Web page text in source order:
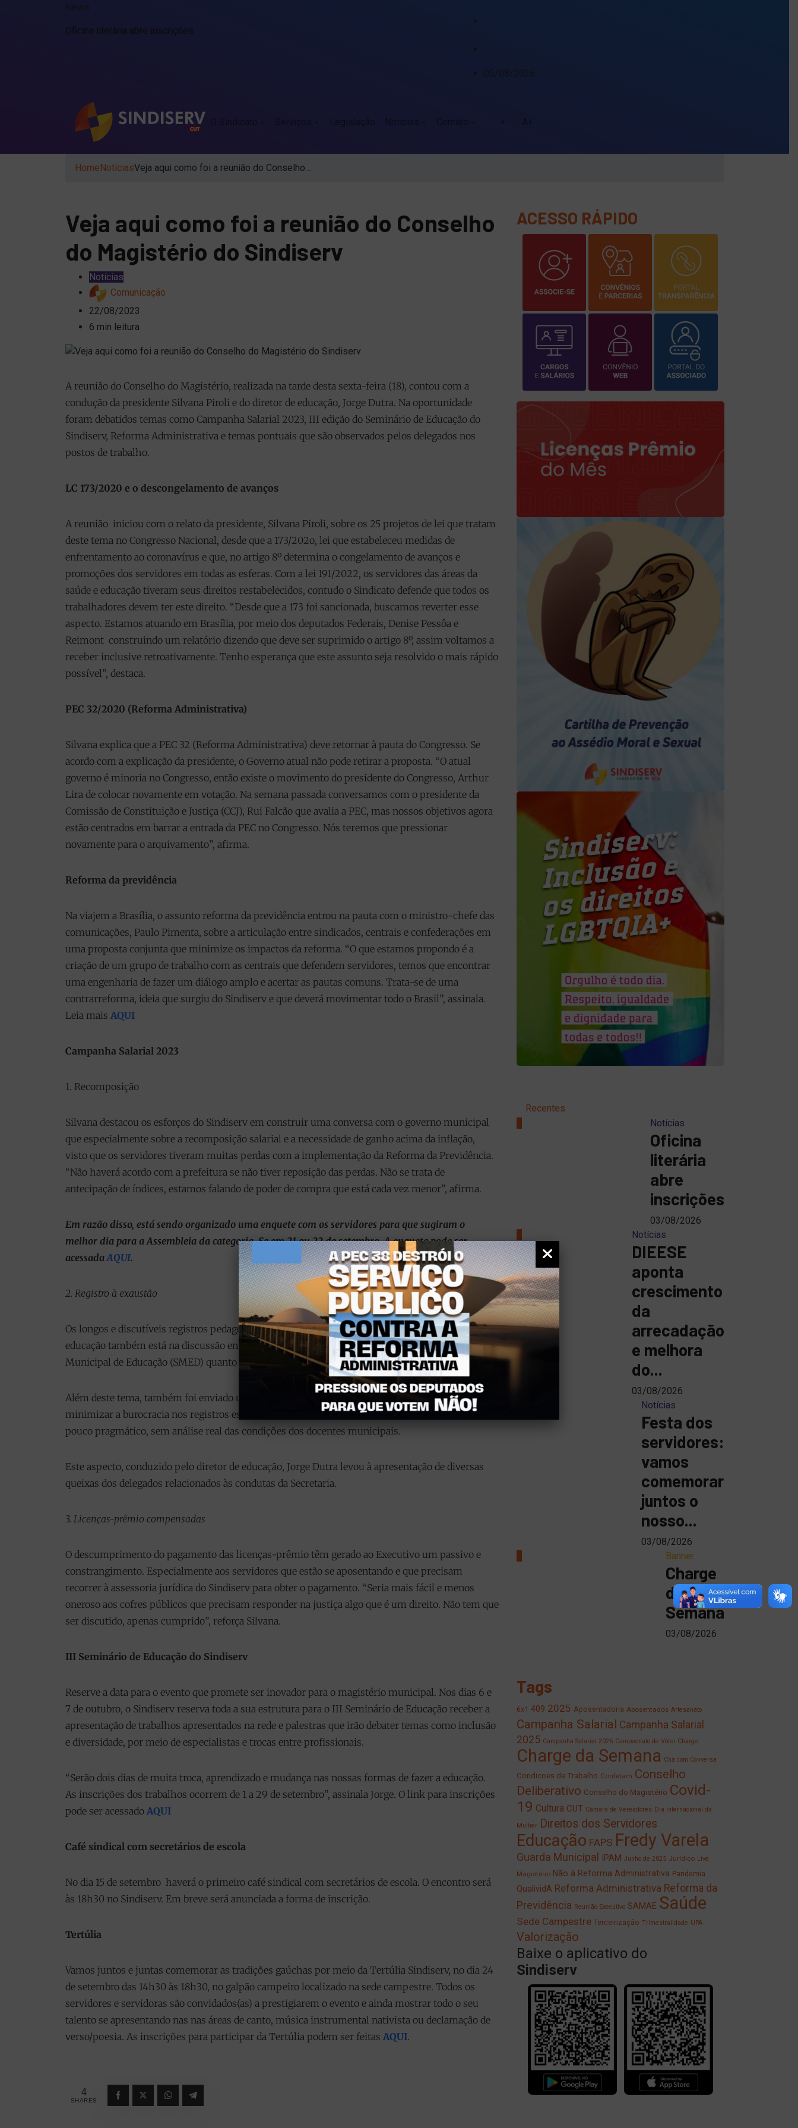
News
05/08/2026
HomeNotíciasVeja aqui como foi a reunião do Conselho…
Veja aqui como foi a reunião do Conselho
do Magistério do Sindiserv
Notícias
Comunicação
22/08/2023
6 min leitura
A reunião do Conselho do Magistério, realizada na tarde desta sexta-feira (18), contou com a
condução da presidente Silvana Piroli e do diretor de educação, Jorge Dutra. Na oportunidade
foram debatidos temas como Campanha Salarial 2023, III edição do Seminário de Educação do
Sindiserv, Reforma Administrativa e temas pontuais que são observados pelos delegados nos
postos de trabalho.
LC 173/2020 e o descongelamento de avanços
A reunião iniciou com o relato da presidente, Silvana Piroli, sobre os 25 projetos de lei que tratam
deste tema no Congresso Nacional, desde que a 173/202o, lei que estabeleceu medidas de
enfrentamento ao coronavírus e que, no artigo 8º determina o congelamento de avanços e
promoções dos servidores em todas as esferas. Com a lei 191/2022, os servidores das áreas da
saúde e educação tiveram seus direitos restabelecidos, contudo o Sindicato defende que todos os
trabalhadores devem ter este direito. “Desde que a 173 foi sancionada, buscamos reverter esse
aspecto. Estamos atuando em Brasília, por meio dos deputados Federais, Denise Pessôa e
Reimont construindo um relatório dizendo que deve ser suprimido o artigo 8º, assim voltamos a
receber inclusive retroativamente. Tenho esperança que este assunto seja resolvido o mais rápido
possível”, destaca.
PEC 32/2020 (Reforma Administrativa)
Silvana explica que a PEC 32 (Reforma Administrativa) deve retornar à pauta do Congresso. Se
acordo com a explicação da presidente, o Governo atual não pode retirar a proposta. “O atual
governo é minoria no Congresso, então existe o movimento do presidente do Congresso, Arthur
Lira de colocar novamente em votação. Na semana passada conversamos com o presidente da
Comissão de Constituição e Justiça (CCJ), Rui Falcão que avalia a PEC, mas nossos objetivos agora
estão centrados em barrar a entrada da PEC no Congresso. Nós teremos que pressionar
novamente para o arquivamento”, afirma.
Reforma da previdência
Na viajem a Brasília, o assunto reforma da previdência entrou na pauta com o ministro-chefe das
comunicações, Paulo Pimenta, sobre a articulação entre sindicados, centrais e confederações em
uma proposta conjunta que minimize os impactos da reforma. “O que estamos propondo é a
criação de um grupo de trabalho com as centrais que defendem servidores, temos que encontrar
uma engenharia de fazer um diálogo amplo e acertar as pautas comuns. Trata-se de uma
contrarreforma, ideia que surgiu do Sindiserv e que deverá movimentar todo o Brasil”, assinala.
Leia mais AQUI
Campanha Salarial 2023
1. Recomposição
Silvana destacou os esforços do Sindiserv em construir uma conversa com o governo municipal
que especialmente sobre a recomposição salarial e a necessidade de ganho acima da inflação,
visto que os servidores tiveram muitas perdas com a implementação da Reforma da Previdência.
“Não haverá acordo com a prefeitura se não tiver reposição das perdas. Não se trata de
antecipação de índices, estamos falando de poder de compra que está cada vez menor”, afirma.
Em razão disso, está sendo organizado uma enquete com os servidores para que sugiram o
melhor dia para a Assembleia da categoria. Se em 21 ou 22 de setembro. A enquete pode ser
acessada AQUI.
2. Registro à exaustão
Os longos e discutíveis registros pedagógicos que vêm sendo cobrados dos profissionais da
educação também está na discussão entre o Sindiserv e a Administração, tanto com a Secretaria
Municipal de Educação (SMED) quanto com a chefia de governo.
Além deste tema, também foi enviado um ofício à SMED solicitando que encontrasse meios de
minimizar a burocracia nos registros escolares, contudo, o retorno recebido pelo Sindiserv foi
pouco pragmático, sem análise real das condições dos docentes municipais.
Este aspecto, conduzido pelo diretor de educação, Jorge Dutra levou à apresentação de diversas
queixas dos delegados relacionados às condutas da Secretaria.
3. Licenças-prêmio compensadas
O descumprimento do pagamento das licenças-prêmio têm gerado ao Executivo um passivo e
constrangimento. Especialmente aos servidores que estão se aposentando e que precisam
recorrer à assessoria jurídica do Sindiserv para obter o pagamento. “Seria mais fácil e menos
oneroso aos cofres públicos que precisam responder na justiça algo que é um direito. Não tem que
ser discutido, apenas cumprido”, reforça Silvana.
III Seminário de Educação do Sindiserv
Reserve a data para o evento que promete ser inovador para o magistério municipal. Nos dias 6 e
7 de outubro, o Sindiserv reserva toda a sua estrutura para o III Seminário de Educação receber a
apresentação de trabalhos apresentados na rede e palestras que irão debater temas como inclusão
e diversidade, por meio de especialistas e trocas entre profissionais.
“Serão dois dias de muita troca, aprendizado e mudança nas nossas formas de fazer a educação.
As inscrições dos trabalhos ocorrem de 1 a 29 de setembro”, assinala Jorge. O link para inscrições
pode ser acessado AQUI
Café sindical com secretários de escola
No dia 15 de setembro haverá o primeiro café sindical com secretários de escola. O encontro será
às 18h30 no Sindiserv. Em breve será anunciada a forma de inscrição.
Tertúlia
Vamos juntos e juntas comemorar as tradições gaúchas por meio da Tertúlia Sindiserv, no dia 24
de setembro das 14h30 às 18h30, no galpão campeiro localizado na sede campestre. Todos os
servidores e servidoras são convidados(as) a prestigiarem o evento e ainda mostrar todo o seu
talento se apresentando nas nas áreas de canto, música instrumental nativista ou declamação de
verso/poesia. As inscrições para participar da Tertúlia podem ser feitas AQUI.
4
SHARES
ACESSO RÁPIDO
Recentes
Notícias
Oficina
literária
abre
inscrições
03/08/2026
Notícias
DIEESE
aponta
crescimento
da
arrecadação
e melhora
do...
03/08/2026
Notícias
Festa dos
servidores:
vamos
comemorar
juntos o
nosso...
03/08/2026
Banner
Charge
da
Semana
03/08/2026
Tags
6x1 409 2025 Aposentadoria Aposentados Artesanato
Campanha Salarial Campanha Salarial
2025 Campanha Salarial 2026 Campeonato de Vôlei Charge
Charge da Semana Chá com Conversa
Condicoes de Trabalho Confetam Conselho
Deliberativo Conselho do Magistério Covid-
19 Cultura CUT Câmara de Vereadores Dia Internacional da
Mulher Direitos dos Servidores
Educação FAPS Fredy Varela
Guarda Municipal IPAM Junho de 2025 Jurídico Live
Magistério Não à Reforma Administrativa Pandemia
QualividA Reforma Administrativa Reforma da
Previdência Reunião Executivo SAMAE Saúde
Sede Campestre Terceirização Trimestralidade UPA
Valorização
Baixe o aplicativo do
Sindiserv